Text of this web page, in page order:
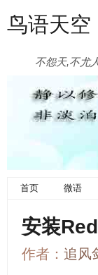
鸟语天空
不怨天,不尤
首页 微语
安装
作者： 追风